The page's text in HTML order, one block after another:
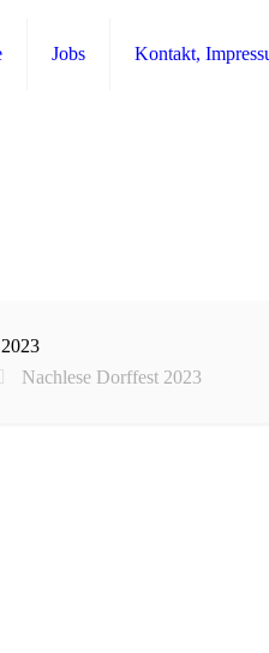
Jobs Kontakt,
Nachlese Dorffest 2023